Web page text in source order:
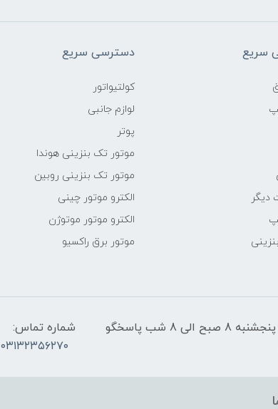
سریع
دیگر
دسترسی سریع
کولتیواتور
لوازم جانبی
پوتر
موتور تک بنزینی هوندا
موتور تک بنزینی روبین
الکترو موتور چینی
الکترو موتور موتوژن
موتور برق راکسیو
شنبه تا پنجشنبه 8 صبح الی 8 شب پاسخگو
شماره تماس:
۰۳۱۳۲۳۵۶۲۷۰ ۰۳۱۳۲۳۴۰۳۸۱ 09138734936 03132373169